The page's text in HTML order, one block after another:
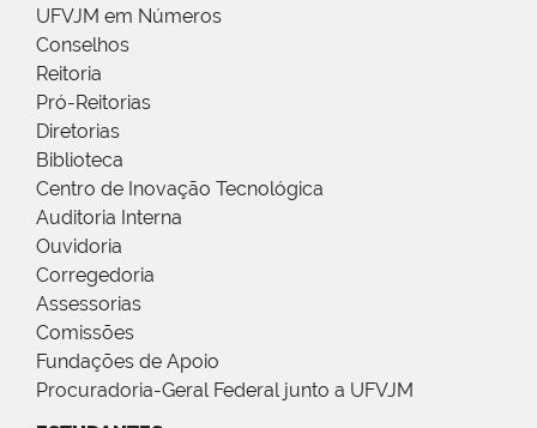
UFVJM em Números
Conselhos
Reitoria
Pró-Reitorias
Diretorias
Biblioteca
Centro de Inovação Tecnológica
Auditoria Interna
Ouvidoria
Corregedoria
Assessorias
Comissões
Fundações de Apoio
Procuradoria-Geral Federal junto a UFVJM